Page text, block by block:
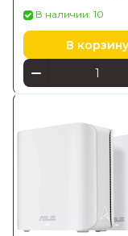
В наличии: 10
В корзину